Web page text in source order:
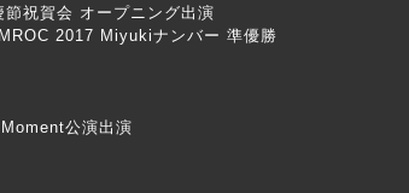
節祝賀会 オープニング出演
2017 Miyukiナンバー 準優勝
公演出演